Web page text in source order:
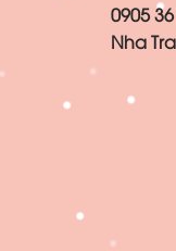
0905
Nha